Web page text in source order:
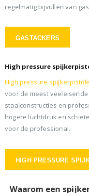
regelmatig bijvullen van
GASTACKERS
High pressure
High pressure
voor de meest
staalconstructies en
hogere luchtdruk en
voor de professional.
HIGH PRESSURE
Waarom een